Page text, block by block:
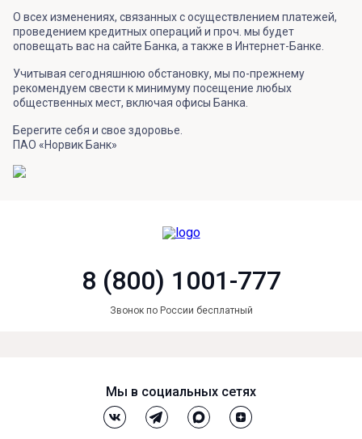
О всех изменениях, связанных с осуществлением платежей,
проведением кредитных операций и проч. мы будет
оповещать вас на сайте Банка, а также в Интернет-Банке.
Учитывая сегодняшнюю обстановку, мы по-прежнему
рекомендуем свести к минимуму посещение любых
общественных мест, включая офисы Банка.
Берегите себя и свое здоровье.
ПАО «Норвик Банк»
8 (800) 1001-777
Звонок по России бесплатный
Мы в социальных сетях